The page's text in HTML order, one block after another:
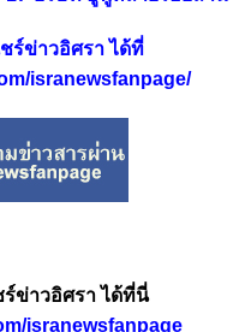
ร์ข่าวอิศรา ได้ที่
isranewsfanpage/
ข่าวอิศรา ได้ที่นี่
isranewsfanpage